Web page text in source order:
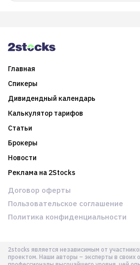
Главная
Спикеры
Дивидендный календарь
Калькулятор тарифов
Статьи
Брокеры
Новости
Реклама на 2Stocks
2stocks является независимым от
проектом. Наши авторы – эксперты в своих
Договор оферты
Пользовательское соглашение
Политика конфиденциальности